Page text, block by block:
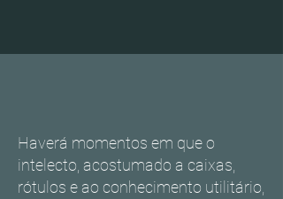
Haverá momentos em que o
intelecto, acostumado a caixas,
rótulos e ao conhecimento utilitário,